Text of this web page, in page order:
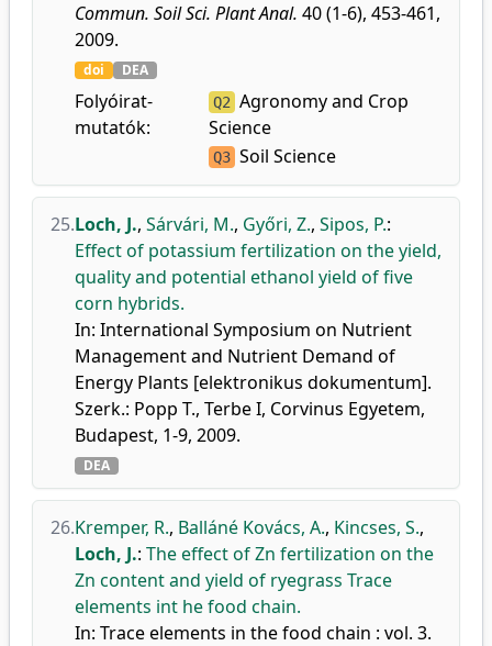
Commun. Soil Sci. Plant Anal. 40 (1-6), 453-461,
2009.
doi DEA
Folyóirat-
mutatók:
Q2 Agronomy and Crop
Science
Q3 Soil Science
25.Loch, J., Sárvári, M., Győri, Z., Sipos, P.:
Effect of potassium fertilization on the yield,
quality and potential ethanol yield of five
corn hybrids.
In: International Symposium on Nutrient
Management and Nutrient Demand of
Energy Plants [elektronikus dokumentum].
Szerk.: Popp T., Terbe I, Corvinus Egyetem,
Budapest, 1-9, 2009.
DEA
26.Kremper, R., Balláné Kovács, A., Kincses, S.,
Loch, J.: The effect of Zn fertilization on the
Zn content and yield of ryegrass Trace
elements int he food chain.
In: Trace elements in the food chain : vol. 3.